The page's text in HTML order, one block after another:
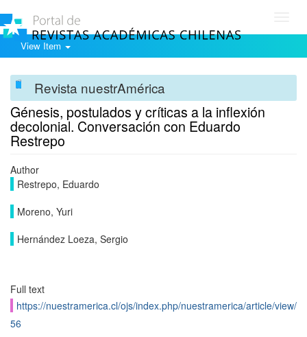
View Item
Revista nuestrAmérica
Génesis, postulados y críticas a la inflexión
decolonial. Conversación con Eduardo
Restrepo
Author
Restrepo, Eduardo
Moreno, Yuri
Hernández Loeza, Sergio
Full text
https://nuestramerica.cl/ojs/index.php/nuestramerica/article/view/
56